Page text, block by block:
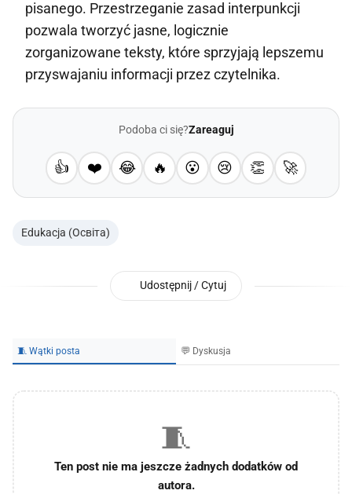
pisanego. Przestrzeganie zasad interpunkcji
pozwala tworzyć jasne, logicznie
zorganizowane teksty, które sprzyjają lepszemu
przyswajaniu informacji przez czytelnika.
Podoba ci się?Zareaguj
👍 ❤️ 😂 🔥 😮 😢 👏 🚀
Edukacja (Освіта)
Udostępnij / Cytuj
🧵 Wątki posta 💬 Dyskusja
🧵
Ten post nie ma jeszcze żadnych dodatków od
autora.